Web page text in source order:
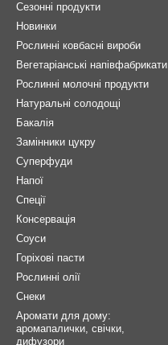
Сезонні продукти
Новинки
Рослинні ковбасні вироби
Вегетаріанські напівфабрикати
Рослинні молочні продукти
Натуральні солодощі
Бакалія
Замінники цукру
Суперфуди
Напої
Спеції
Консервація
Соуси
Горіхові пасти
Рослинні олії
Снеки
Аромати для дому:
аромапалички, свічки,
дифузори